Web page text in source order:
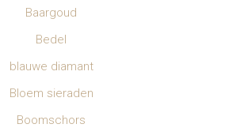
Baargoud
Bedel
blauwe diamant
Bloem sieraden
Boomschors